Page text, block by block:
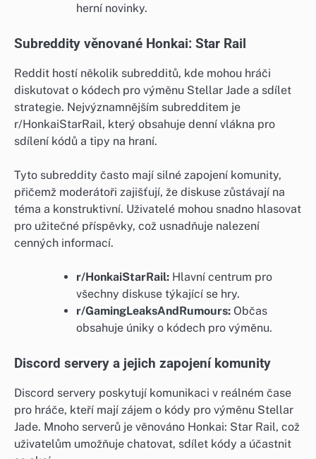
herní novinky.
Subreddity věnované Honkai: Star Rail
Reddit hostí několik subredditů, kde mohou hráči
diskutovat o kódech pro výměnu Stellar Jade a sdílet
strategie. Nejvýznamnějším subredditem je
r/HonkaiStarRail, který obsahuje denní vlákna pro
sdílení kódů a tipy na hraní.
Tyto subreddity často mají silné zapojení komunity,
přičemž moderátoři zajišťují, že diskuse zůstávají na
téma a konstruktivní. Uživatelé mohou snadno hlasovat
pro užitečné příspěvky, což usnadňuje nalezení
cenných informací.
r/HonkaiStarRail: Hlavní centrum pro
všechny diskuse týkající se hry.
r/GamingLeaksAndRumours: Občas
obsahuje úniky o kódech pro výměnu.
Discord servery a jejich zapojení komunity
Discord servery poskytují komunikaci v reálném čase
pro hráče, kteří mají zájem o kódy pro výměnu Stellar
Jade. Mnoho serverů je věnováno Honkai: Star Rail, což
uživatelům umožňuje chatovat, sdílet kódy a účastnit